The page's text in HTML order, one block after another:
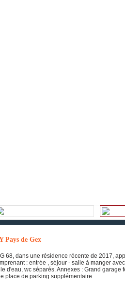
Pays de Gex
68, dans une résidence récente de 2017,
: entrée , séjour - salle à manger
d'eau, wc séparés. Annexes : Grand
place de parking supplémentaire.